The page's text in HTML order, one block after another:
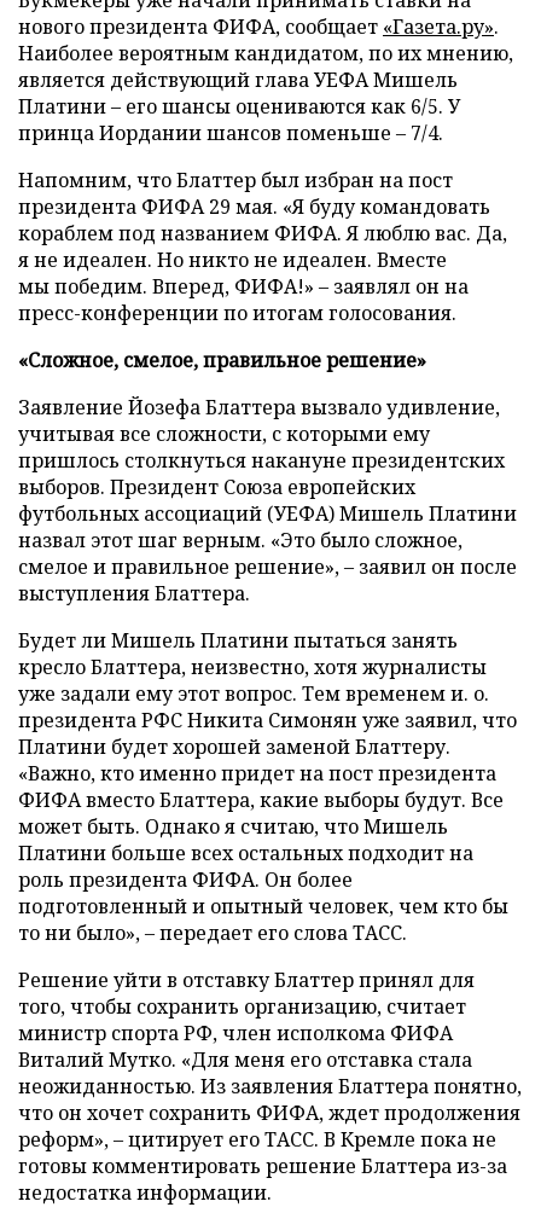
нового президента ФИФА, сообщает «Газета.ру».
Наиболее вероятным кандидатом, по их мнению,
является действующий глава УЕФА Мишель
Платини – его шансы оцениваются как 6/5. У
принца Иордании шансов поменьше – 7/4.
Напомним, что Блаттер был избран на пост
президента ФИФА 29 мая. «Я буду командовать
кораблем под названием ФИФА. Я люблю вас. Да,
я не идеален. Но никто не идеален. Вместе
мы победим. Вперед, ФИФА!» – заявлял он на
пресс-конференции по итогам голосования.
«Сложное, смелое, правильное решение»
Заявление Йозефа Блаттера вызвало удивление,
учитывая все сложности, с которыми ему
пришлось столкнуться накануне президентских
выборов. Президент Союза европейских
футбольных ассоциаций (УЕФА) Мишель Платини
назвал этот шаг верным. «Это было сложное,
смелое и правильное решение», – заявил он после
выступления Блаттера.
Будет ли Мишель Платини пытаться занять
кресло Блаттера, неизвестно, хотя журналисты
уже задали ему этот вопрос. Тем временем и. о.
президента РФС Никита Симонян уже заявил, что
Платини будет хорошей заменой Блаттеру.
«Важно, кто именно придет на пост президента
ФИФА вместо Блаттера, какие выборы будут. Все
может быть. Однако я считаю, что Мишель
Платини больше всех остальных подходит на
роль президента ФИФА. Он более
подготовленный и опытный человек, чем кто бы
то ни было», – передает его слова ТАСС.
Решение уйти в отставку Блаттер принял для
того, чтобы сохранить организацию, считает
министр спорта РФ, член исполкома ФИФА
Виталий Мутко. «Для меня его отставка стала
неожиданностью. Из заявления Блаттера понятно,
что он хочет сохранить ФИФА, ждет продолжения
реформ», – цитирует его ТАСС. В Кремле пока не
готовы комментировать решение Блаттера из-за
недостатка информации.